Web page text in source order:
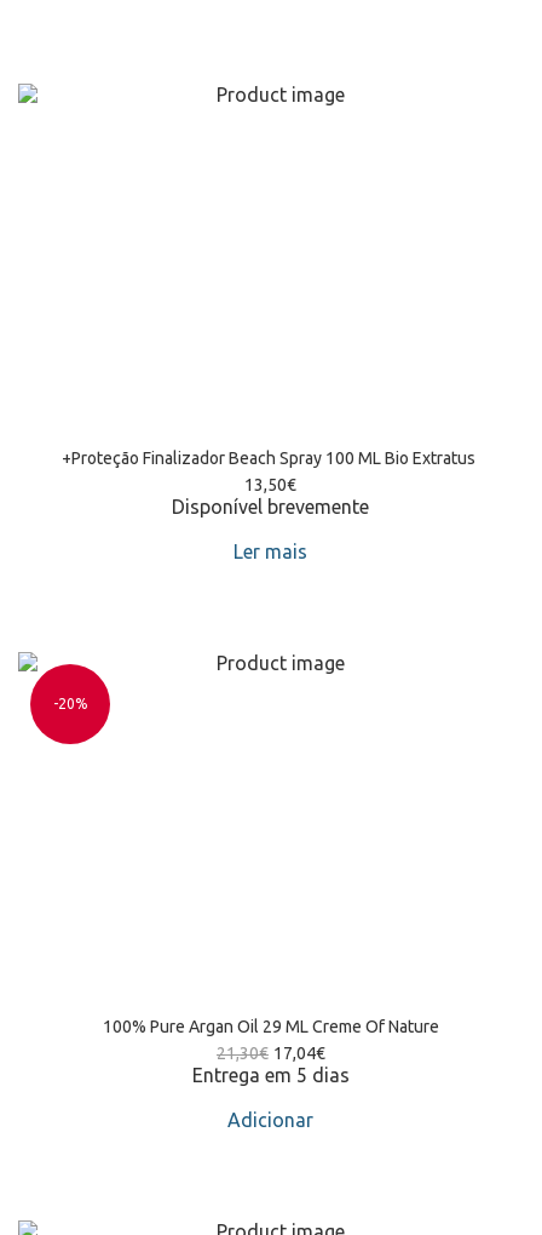
+Proteção Finalizador Beach Spray 100 ML Bio Extratus 
13,50€
Disponível brevemente
Ler mais
-20%
100% Pure Argan Oil 29 ML Creme Of Nature
21,30€ 17,04€
Entrega em 5 dias
Adicionar